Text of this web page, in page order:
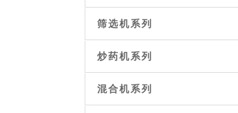
筛选机系列
炒药机系列
混合机系列